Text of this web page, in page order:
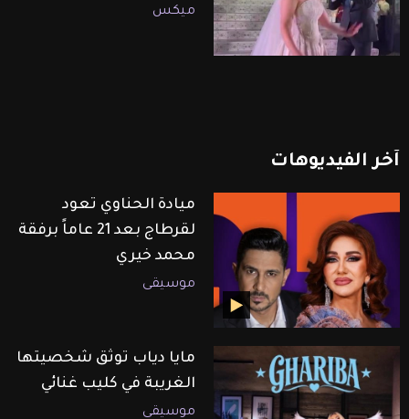
ميكس
آخر الفيديوهات
ميادة الحناوي تعود
لقرطاج بعد 21 عاماً برفقة
محمد خيري
موسيقى
مايا دياب توثق شخصيتها
الغريبة في كليب غنائي
موسيقى